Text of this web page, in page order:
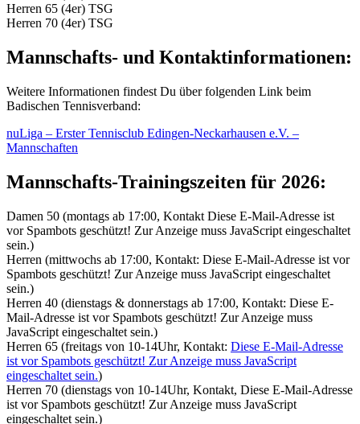
Herren 65 (4er) TSG
Herren 70 (4er) TSG
Mannschafts- und Kontaktinformationen:
Weitere Informationen findest Du über folgenden Link beim
Badischen Tennisverband:
nuLiga – Erster Tennisclub Edingen-Neckarhausen e.V. –
Mannschaften
Mannschafts-Trainingszeiten für 2026:
Damen 50 (montags ab 17:00, Kontakt Diese E-Mail-Adresse ist
vor Spambots geschützt! Zur Anzeige muss JavaScript eingeschaltet
sein.)
Herren (mittwochs ab 17:00, Kontakt: Diese E-Mail-Adresse ist vor
Spambots geschützt! Zur Anzeige muss JavaScript eingeschaltet
sein.)
Herren 40 (dienstags & donnerstags ab 17:00, Kontakt: Diese E-
Mail-Adresse ist vor Spambots geschützt! Zur Anzeige muss
JavaScript eingeschaltet sein.)
Herren 65 (freitags von 10-14Uhr, Kontakt: Diese E-Mail-Adresse
ist vor Spambots geschützt! Zur Anzeige muss JavaScript
eingeschaltet sein.)
Herren 70 (dienstags von 10-14Uhr, Kontakt, Diese E-Mail-Adresse
ist vor Spambots geschützt! Zur Anzeige muss JavaScript
eingeschaltet sein.)